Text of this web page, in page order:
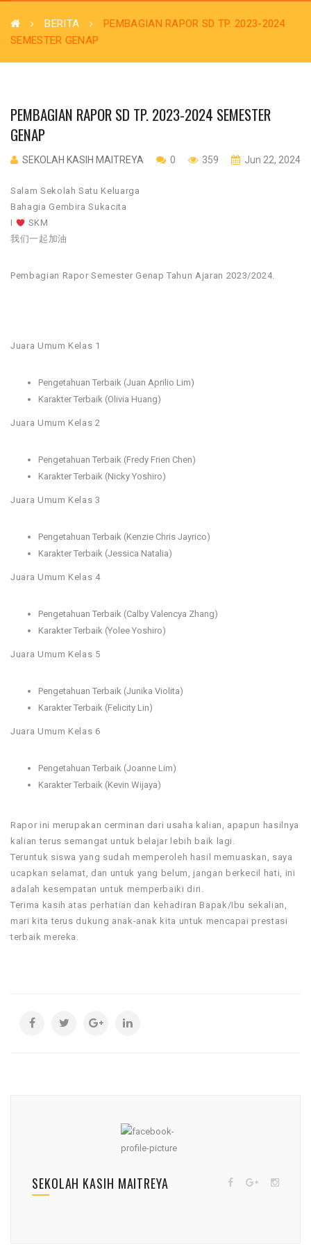
BERITA
PEMBAGIAN RAPOR SD TP. 2023-2024
SEMESTER GENAP
PEMBAGIAN RAPOR SD TP. 2023-2024 SEMESTER
GENAP
SEKOLAH KASIH MAITREYA 0 359 Jun 22, 2024
Salam Sekolah Satu Keluarga
Bahagia Gembira Sukacita
I
SKM
我们一起加油
Pembagian Rapor Semester Genap Tahun Ajaran 2023/2024.
Juara Umum Kelas 1
Pengetahuan Terbaik (Juan Aprilio Lim)
Karakter Terbaik (Olivia Huang)
Juara Umum Kelas 2
Pengetahuan Terbaik (Fredy Frien Chen)
Karakter Terbaik (Nicky Yoshiro)
Juara Umum Kelas 3
Pengetahuan Terbaik (Kenzie Chris Jayrico)
Karakter Terbaik (Jessica Natalia)
Juara Umum Kelas 4
Pengetahuan Terbaik (Calby Valencya Zhang)
Karakter Terbaik (Yolee Yoshiro)
Juara Umum Kelas 5
Pengetahuan Terbaik (Junika Violita)
Karakter Terbaik (Felicity Lin)
Juara Umum Kelas 6
Pengetahuan Terbaik (Joanne Lim)
Karakter Terbaik (Kevin Wijaya)
Rapor ini merupakan cerminan dari usaha kalian, apapun hasilnya
kalian terus semangat untuk belajar lebih baik lagi.
Teruntuk siswa yang sudah memperoleh hasil memuaskan, saya
ucapkan selamat, dan untuk yang belum, jangan berkecil hati, ini
adalah kesempatan untuk memperbaiki diri.
Terima kasih atas perhatian dan kehadiran Bapak/Ibu sekalian,
mari kita terus dukung anak-anak kita untuk mencapai prestasi
terbaik mereka.
SEKOLAH KASIH MAITREYA